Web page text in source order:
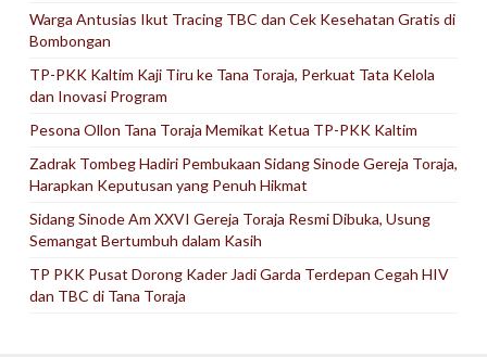
Warga Antusias Ikut Tracing TBC dan Cek Kesehatan Gratis di
Bombongan
TP-PKK Kaltim Kaji Tiru ke Tana Toraja, Perkuat Tata Kelola
dan Inovasi Program
Pesona Ollon Tana Toraja Memikat Ketua TP-PKK Kaltim
Zadrak Tombeg Hadiri Pembukaan Sidang Sinode Gereja Toraja,
Harapkan Keputusan yang Penuh Hikmat
Sidang Sinode Am XXVI Gereja Toraja Resmi Dibuka, Usung
Semangat Bertumbuh dalam Kasih
TP PKK Pusat Dorong Kader Jadi Garda Terdepan Cegah HIV
dan TBC di Tana Toraja